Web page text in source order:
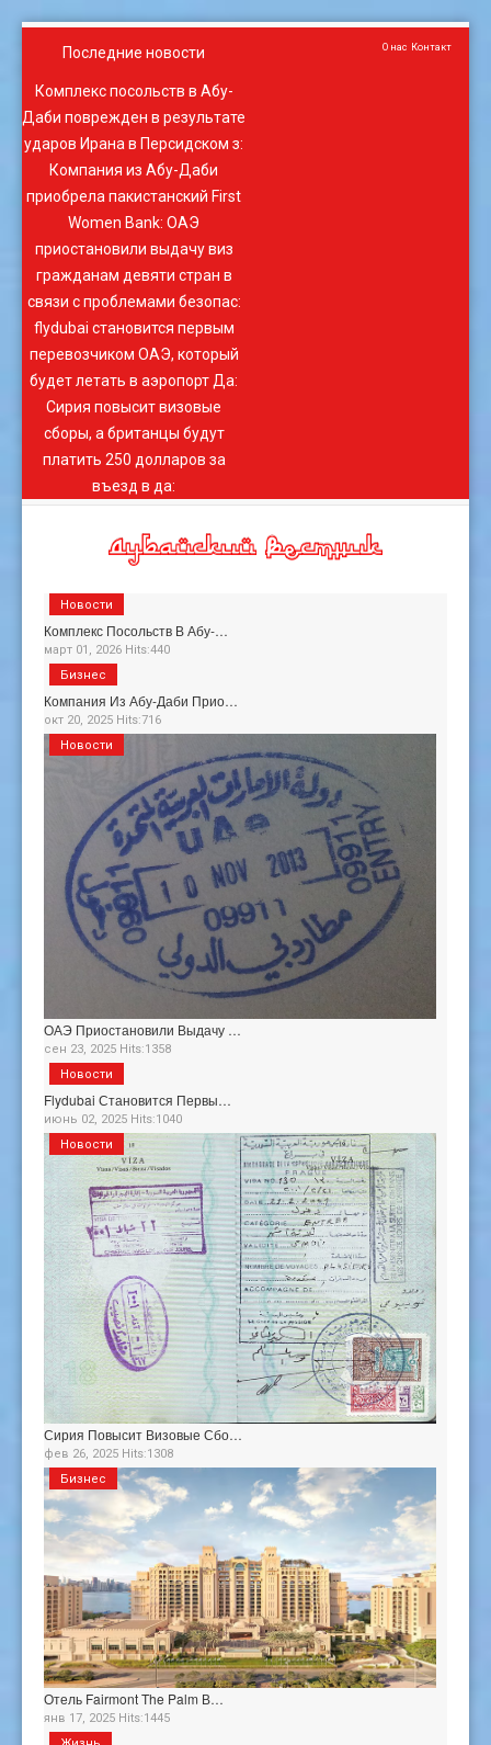
Последние новости
Комплекс посольств в Абу-
Даби поврежден в результате
ударов Ирана в Персидском з:
Компания из Абу-Даби
приобрела пакистанский First
Women Bank: ОАЭ
приостановили выдачу виз
гражданам девяти стран в
связи с проблемами безопас:
flydubai становится первым
перевозчиком ОАЭ, который
будет летать в аэропорт Да:
Сирия повысит визовые
сборы, а британцы будут
платить 250 долларов за
въезд в да:
О нас Контакт
Комплекс Посольств В Абу-…
март 01, 2026 Hits:440
Новости
Компания Из Абу-Даби Прио…
окт 20, 2025 Hits:716
Бизнес
ОАЭ Приостановили Выдачу …
сен 23, 2025 Hits:1358
Новости
Flydubai Становится Первы…
июнь 02, 2025 Hits:1040
Новости
Сирия Повысит Визовые Сбо…
фев 26, 2025 Hits:1308
Новости
Отель Fairmont The Palm В…
янв 17, 2025 Hits:1445
Бизнес